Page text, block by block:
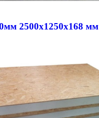
2500x1250x168 мм